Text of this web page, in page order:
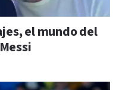
el mundo del